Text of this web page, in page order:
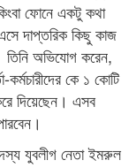
ফোনে একটু কথা
দাপ্তরিক কিছু কাজ
তিনি অভিযোগ করেন,
কর্মচারীদের কে ১ কোটি
দিয়েছেন। এসব
যুবলীগ নেতা ইমরুল